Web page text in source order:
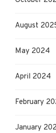
August
May 2024
April 2024
February
January